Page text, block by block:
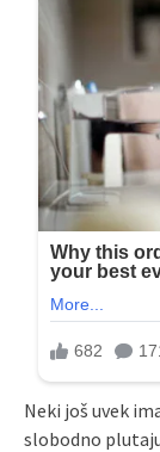
Neki još uvek
slobodno